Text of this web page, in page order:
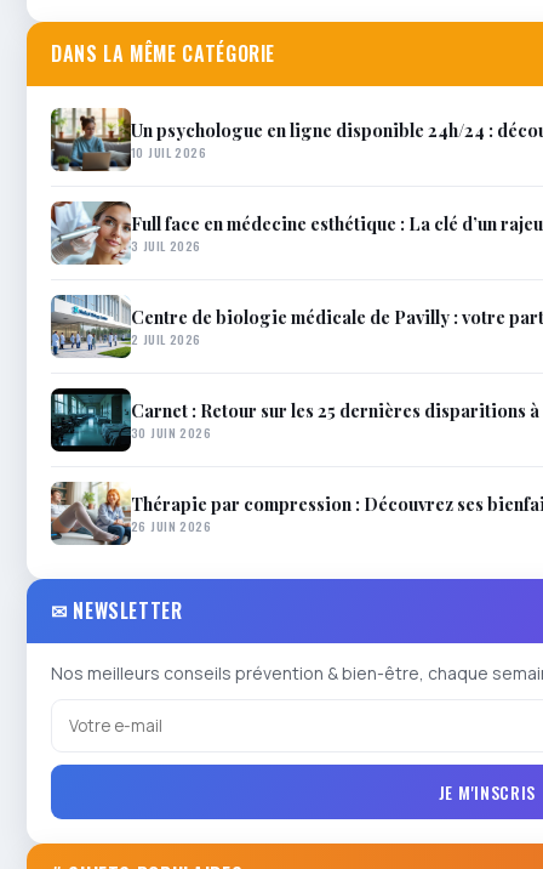
DANS LA MÊME CATÉGORIE
Un psychologue en ligne disponible 24h/24 :
10 JUIL 2026
Full face en médecine esthétique : La clé d’un
3 JUIL 2026
Centre de biologie médicale de Pavilly : votre
2 JUIL 2026
Carnet : Retour sur les 25 dernières disparitions
30 JUIN 2026
Thérapie par compression : Découvrez ses
26 JUIN 2026
✉ NEWSLETTER
Nos meilleurs conseils prévention & bien-être, chaque
JE M'INSCRIS